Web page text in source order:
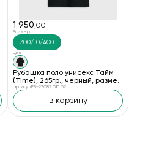
1 950,00
Размер
300/10/400
Цвет
Рубашка поло унисекс Тайм
(Time), 265гр., черный, размер
M/L
артикул PB-23082.010.02
в корзину